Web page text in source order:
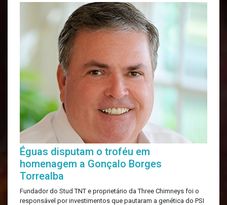
Éguas disputam o troféu em
homenagem a Gonçalo Borges
Torrealba
Fundador do Stud TNT e proprietário da Three Chimneys foi o
responsável por investimentos que pautaram a genética do PSI